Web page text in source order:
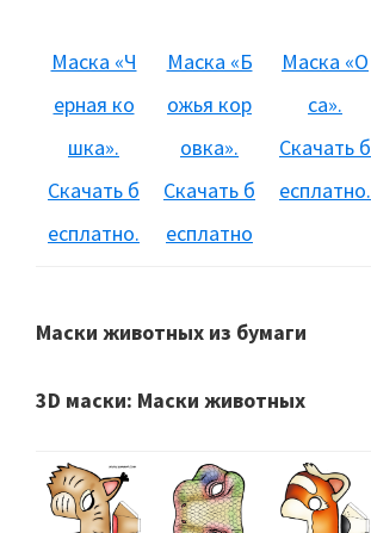
Маска «Ч
ерная ко
шка».
Скачать б
есплатно.
Маска «Б
ожья кор
овка».
Скачать б
есплатно
Маска «О
са».
Скачать б
есплатно.
Маски животных из бумаги
3D маски: Маски животных